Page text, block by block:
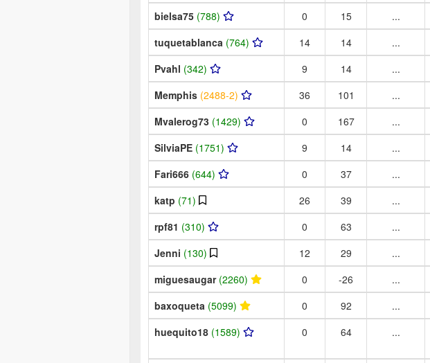
bielsa75 (788) 0 15
...
tuquetablanca (764) 14 14
...
Pvahl (342) 9 14
...
Memphis (2488-2) 36 101 ...
Mvalerog73 (1429) 0 167 ...
SilviaPE (1751) 9 14 ...
Fari666 (644) 0 37
...
katp (71) 26 39
...
rpf81 (310) 0 63
...
Jenni (130) 12 29
...
miguesaugar (2260) 0 -26
...
baxoqueta (5099) 0 92
...
huequito18 (1589) 0 64 ...